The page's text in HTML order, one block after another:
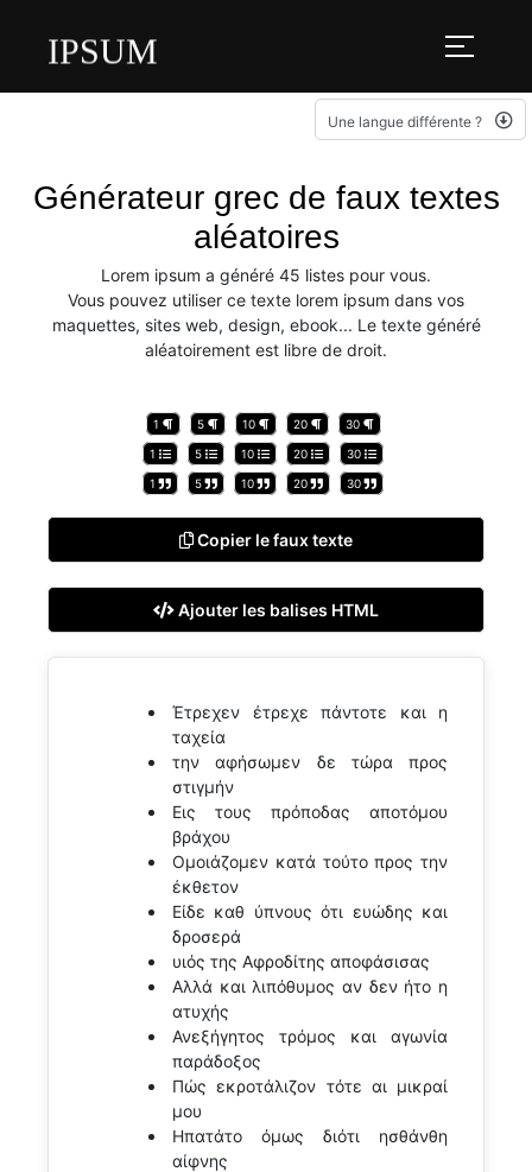
IPSUM
Une langue différente ?
Générateur grec de faux textes
aléatoires
Lorem ipsum a généré 45 listes pour vous.
Vous pouvez utiliser ce texte lorem ipsum dans vos
maquettes, sites web, design, ebook... Le texte généré
aléatoirement est libre de droit.
1 5 10 20 30
1 5 10 20 30
1 5 10 20 30
Copier le faux texte
Ajouter les balises HTML
Έτρεχεν έτρεχε πάντοτε και η
ταχεία
την αφήσωμεν δε τώρα προς
στιγμήν
Εις τους πρόποδας αποτόμου
βράχου
Ομοιάζομεν κατά τούτο προς την
έκθετον
Είδε καθ ύπνους ότι ευώδης και
δροσερά
υιός της Αφροδίτης αποφάσισας
Αλλά και λιπόθυμος αν δεν ήτο η
ατυχής
Ανεξήγητος τρόμος και αγωνία
παράδοξος
Πώς εκροτάλιζον τότε αι μικραί
μου
Ηπατάτο όμως διότι ησθάνθη
αίφνης